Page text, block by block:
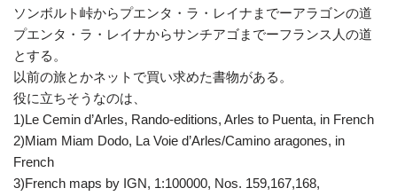
ソンボルト峠からプエンタ・ラ・レイナまでーアラゴンの道
プエンタ・ラ・レイナからサンチアゴまでーフランス人の道
とする。
以前の旅とかネットで買い求めた書物がある。
役に立ちそうなのは、
1)Le Cemin d’Arles, Rando-editions, Arles to Puenta, in French
2)Miam Miam Dodo, La Voie d’Arles/Camino aragones, in
French
3)French maps by IGN, 1:100000, Nos. 159,167,168,